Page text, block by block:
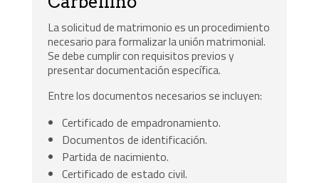
La solicitud de matrimonio es un procedimiento
necesario para formalizar la unión matrimonial.
Se debe cumplir con requisitos previos y
presentar documentación específica.
Entre los documentos necesarios se incluyen:
Certificado de empadronamiento.
Documentos de identificación.
Partida de nacimiento.
Certificado de estado civil.